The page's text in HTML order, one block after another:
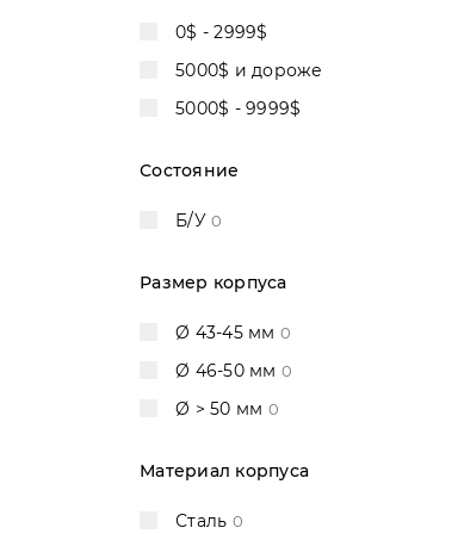
Dior4
Franc Vila
Franck Muller7
Girard Perregaux
Graham
Hublot32
IWC 9
Jacob & Co 2
Jaeger-LeCoultre
JeanRichard3
Jorg Hysek
0$ - 2999$
5000$ и дороже
5000$ - 9999$
Состояние
Б/У 0
Размер корпуса
Ø 43-45 мм 0
Ø 46-50 мм 0
Ø > 50 мм 0
Материал корпуса
Сталь 0